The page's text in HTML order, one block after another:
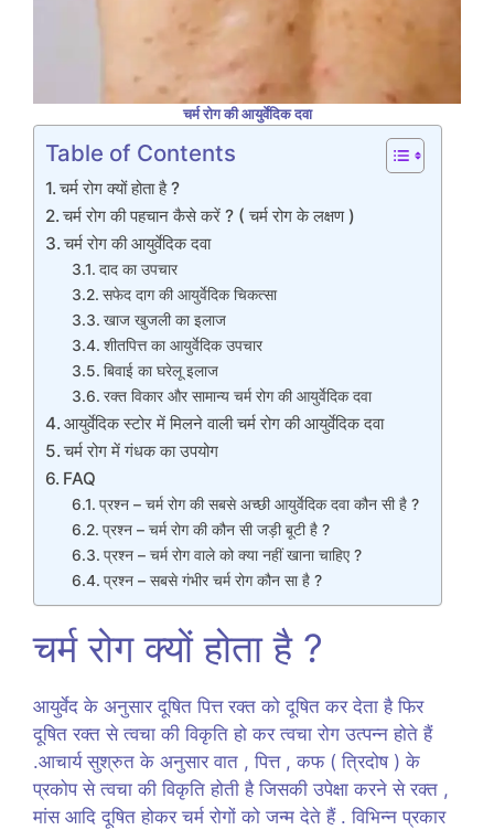
चर्म रोग की आयुर्वेदिक दवा
Table of Contents
चर्म रोग क्यों होता है ?
चर्म रोग की पहचान कैसे करें ? ( चर्म रोग के लक्षण )
चर्म रोग की आयुर्वेदिक दवा
दाद का उपचार
सफेद दाग की आयुर्वेदिक चिकत्सा
खाज खुजली का इलाज
शीतपित्त का आयुर्वेदिक उपचार
बिवाई का घरेलू इलाज
रक्त विकार और सामान्य चर्म रोग की आयुर्वेदिक दवा
आयुर्वेदिक स्टोर में मिलने वाली चर्म रोग की आयुर्वेदिक दवा
चर्म रोग में गंधक का उपयोग
FAQ
प्रश्न – चर्म रोग की सबसे अच्छी आयुर्वेदिक दवा कौन सी है ?
प्रश्न – चर्म रोग की कौन सी जड़ी बूटी है ?
प्रश्न – चर्म रोग वाले को क्या नहीं खाना चाहिए ?
प्रश्न – सबसे गंभीर चर्म रोग कौन सा है ?
चर्म रोग क्यों होता है ?
आयुर्वेद के अनुसार दूषित पित्त रक्त को दूषित कर देता है फिर
दूषित रक्त से त्वचा की विकृति हो कर त्वचा रोग उत्पन्न होते हैं
.आचार्य सुश्रुत के अनुसार वात , पित्त , कफ ( त्रिदोष ) के
प्रकोप से त्वचा की विकृति होती है जिसकी उपेक्षा करने से रक्त ,
मांस आदि दूषित होकर चर्म रोगों को जन्म देते हैं . विभिन्न प्रकार